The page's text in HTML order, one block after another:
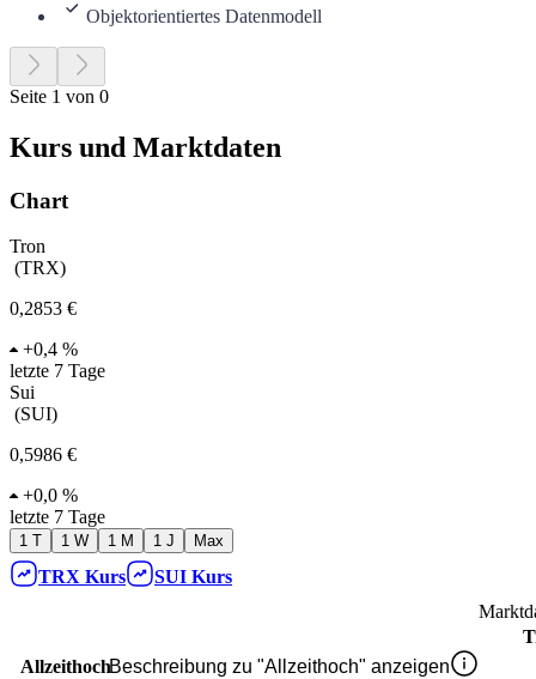
Objektorientiertes Datenmodell
Seite 1 von 0
Kurs und Marktdaten
Chart
Tron
(TRX)
0,2853 €
+0,4 %
letzte 7 Tage
Sui
(SUI)
0,5986 €
+0,0 %
letzte 7 Tage
1 T 1 W 1 M 1 J Max
TRX Kurs SUI Kurs
AllzeithochBeschreibung zu "Allzeithoch" anzeigen